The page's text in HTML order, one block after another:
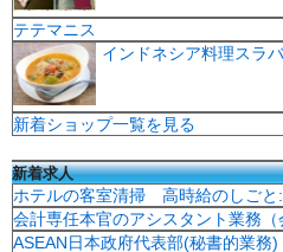
テテマニス
インドネシア料理スラ
新着ショップ一覧を見る
新着求人
ホテルの客室清掃 高時給のしご
会計専任本官のアシスタント業務（
ASEAN日本政府代表部(秘書的業務)